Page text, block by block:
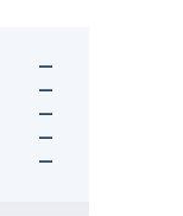
—
—
—
—
—